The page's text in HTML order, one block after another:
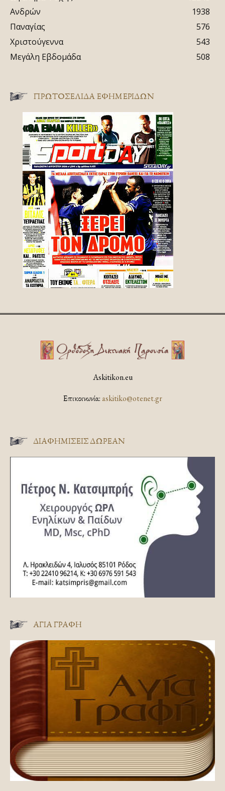
Ανδρών
1938
Παναγίας
576
Χριστούγεννα
543
Μεγάλη Εβδομάδα
508
ΠΡΩΤΟΣΈΛΙΔΑ ΕΦΗΜΕΡΊΔΩΝ
Askitikon.eu
Επικοινωνία:askitiko@otenet.gr
ΔΙΑΦΗΜΊΣΕΙΣ ΔΩΡΕΆΝ
ΑΓΊΑ ΓΡΑΦΉ